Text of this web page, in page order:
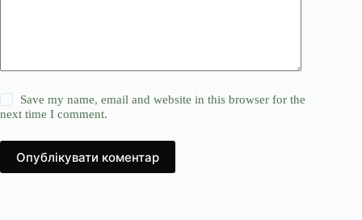
Save my name, email and website in this browser for the
next time I comment.
Опублікувати коментар